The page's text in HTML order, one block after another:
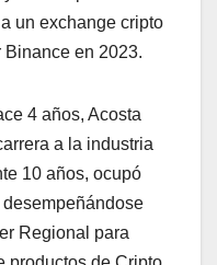
un exchange cripto
Binance en 2023.
4 años, Acosta
a la industria
10 años, ocupó
Regional para